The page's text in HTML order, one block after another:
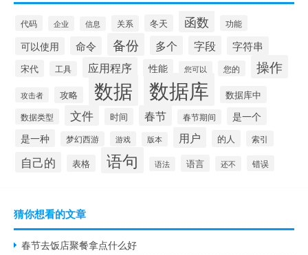
代码 企业 信息 关系 冬天 函数 功能
可以使用 命令 备份 多个 字段 字符串
宋代 工具 应用程序 性能 您可以 您的 操作
攻击者 攻略 数据 数据库 数据库中
数据类型 文件 时间 春节 春节期间
是一个
是一种
梦幻西游 游戏 版本 用户 的人 索引
自己的 表格 语句 语法 语言 还不 错误
猜你想看的文章
春节去饭店聚餐拿点什么好